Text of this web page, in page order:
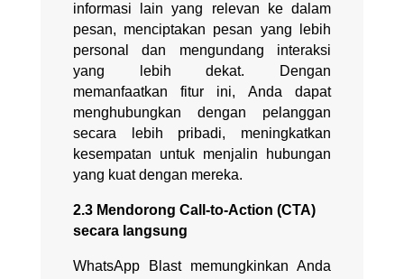
informasi lain yang relevan ke dalam
pesan, menciptakan pesan yang lebih
personal dan mengundang interaksi
yang lebih dekat. Dengan
memanfaatkan fitur ini, Anda dapat
menghubungkan dengan pelanggan
secara lebih pribadi, meningkatkan
kesempatan untuk menjalin hubungan
yang kuat dengan mereka.
2.3 Mendorong Call-to-Action (CTA)
secara langsung
WhatsApp Blast memungkinkan Anda